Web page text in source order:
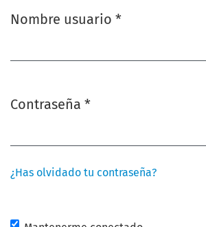
Nombre usuario *
Contraseña *
¿Has olvidado tu contraseña?